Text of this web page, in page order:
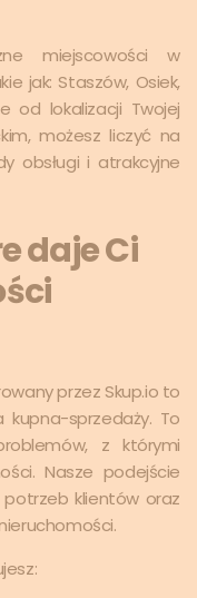
miejscowości w
jak: Staszów, Osiek,
od lokalizacji Twojej
możesz liczyć na
obsługi i atrakcyjne
daje Ci
przez Skup.io to
kupna-sprzedaży. To
z którymi
Nasze podejście
potrzeb klientów oraz